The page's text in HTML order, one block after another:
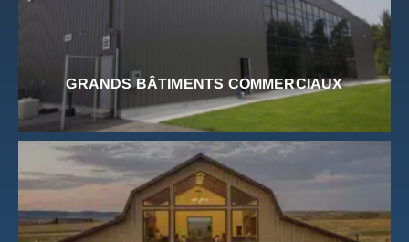
GRANDS BÂTIMENTS COMMERCIAUX